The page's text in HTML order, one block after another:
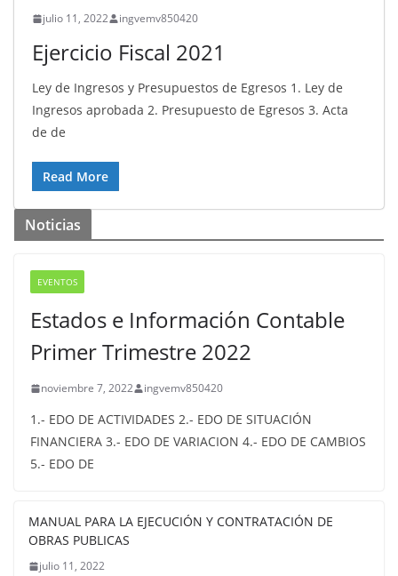
julio 11, 2022 ingvemv850420
Ejercicio Fiscal 2021
Ley de Ingresos y Presupuestos de Egresos 1. Ley de
Ingresos aprobada 2. Presupuesto de Egresos 3. Acta
de de
Read More
Noticias
EVENTOS
Estados e Información Contable
Primer Trimestre 2022
noviembre 7, 2022 ingvemv850420
1.- EDO DE ACTIVIDADES 2.- EDO DE SITUACIÓN
FINANCIERA 3.- EDO DE VARIACION 4.- EDO DE CAMBIOS
5.- EDO DE
MANUAL PARA LA EJECUCIÓN Y CONTRATACIÓN DE
OBRAS PUBLICAS
julio 11, 2022